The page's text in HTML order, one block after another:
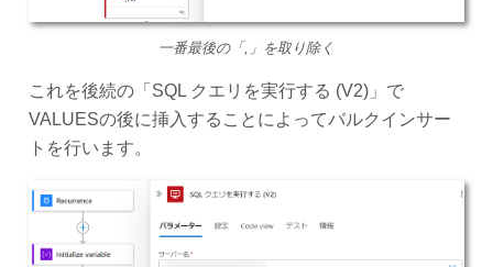
一番最後の「,」を取り除く
これを後続の「SQL クエリを実行する (V2)」で
VALUESの後に挿入することによってバルクインサー
トを行います。